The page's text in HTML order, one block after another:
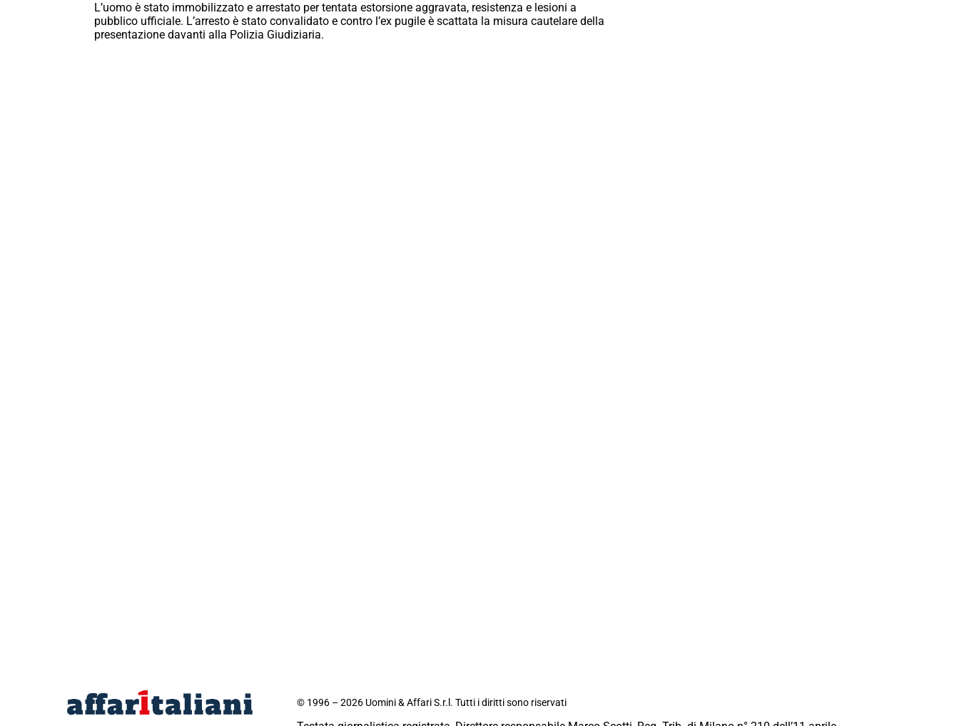
L’uomo è stato immobilizzato e arrestato per tentata estorsione aggravata, resistenza e lesioni a
pubblico ufficiale. L’arresto è stato convalidato e contro l’ex pugile è scattata la misura cautelare della
presentazione davanti alla Polizia Giudiziaria.
© 1996 – 2026 Uomini & Affari S.r.l. Tutti i diritti sono riservati